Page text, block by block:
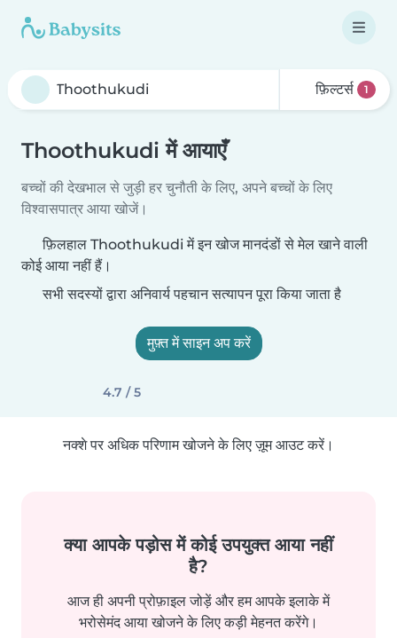
फ़िल्टर्स 1
Thoothukudi में आयाएँ
बच्चों की देखभाल से जुड़ी हर चुनौती के लिए, अपने बच्चों के लिए
विश्वासपात्र आया खोजें।
फ़िलहाल Thoothukudi में इन खोज मानदंडों से मेल खाने वाली
कोई आया नहीं हैं।
सभी सदस्यों द्वारा अनिवार्य पहचान सत्यापन पूरा किया जाता है
मुफ़्त में साइन अप करें
4.7 / 5
नक्शे पर अधिक परिणाम खोजने के लिए ज़ूम आउट करें।
क्या आपके पड़ोस में कोई उपयुक्त आया नहीं
है?
आज ही अपनी प्रोफ़ाइल जोड़ें और हम आपके इलाके में
भरोसेमंद आया खोजने के लिए कड़ी मेहनत करेंगे।